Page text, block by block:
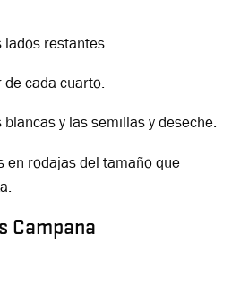
lados restantes.
cada cuarto.
y las semillas y deseche.
en rodajas del tamaño que
Campana